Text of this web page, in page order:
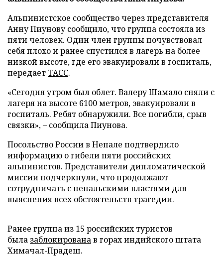
Альпинистское сообщество через представителя
Анну Пиунову сообщило, что группа состояла из
пяти человек. Один член группы почувствовал
себя плохо и ранее спустился в лагерь на более
низкой высоте, где его эвакуировали в госпиталь,
передаетТАСС.
«Сегодня утром был облет. Валеру Шамало сняли с
лагеря на высоте 6100 метров, эвакуировали в
госпиталь. Ребят обнаружили. Все погибли, срыв
связки», – сообщила Пиунова.
Посольство России в Непале подтвердило
информацию о гибели пяти российских
альпинистов. Представители дипломатической
миссии подчеркнули, что продолжают
сотрудничать с непальскими властями для
выяснения всех обстоятельств трагедии.
Ранее группа из 15 российских туристов
была заблокированав горах индийского штата
Химачал-Прадеш.